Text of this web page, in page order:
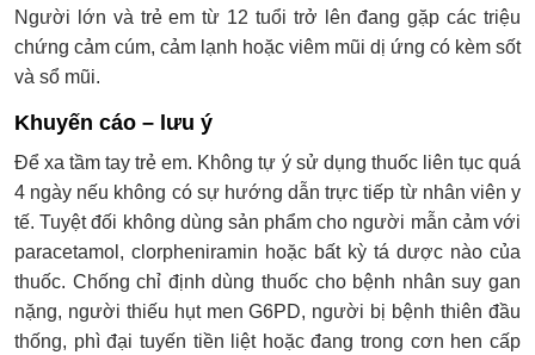
Người lớn và trẻ em từ 12 tuổi trở lên đang gặp các triệu
chứng cảm cúm, cảm lạnh hoặc viêm mũi dị ứng có kèm sốt
và sổ mũi.
Khuyến cáo – lưu ý
Để xa tầm tay trẻ em. Không tự ý sử dụng thuốc liên tục quá
4 ngày nếu không có sự hướng dẫn trực tiếp từ nhân viên y
tế. Tuyệt đối không dùng sản phẩm cho người mẫn cảm với
paracetamol, clorpheniramin hoặc bất kỳ tá dược nào của
thuốc. Chống chỉ định dùng thuốc cho bệnh nhân suy gan
nặng, người thiếu hụt men G6PD, người bị bệnh thiên đầu
thống, phì đại tuyến tiền liệt hoặc đang trong cơn hen cấp